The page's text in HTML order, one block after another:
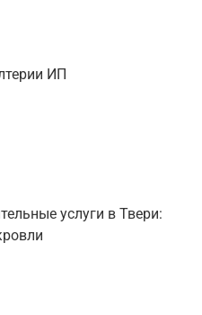
ИП
услуги в Твери: